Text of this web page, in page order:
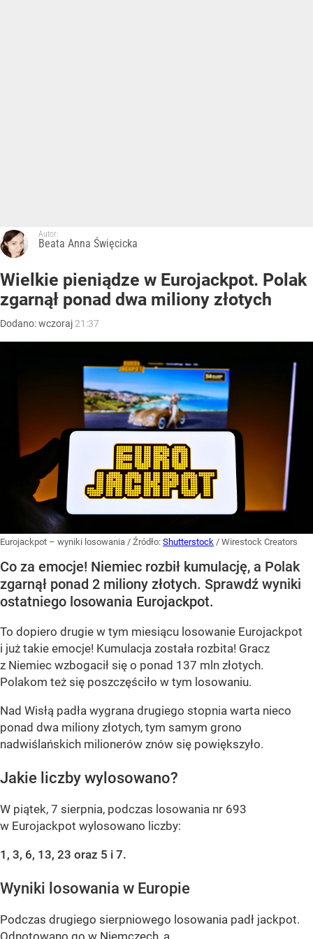
Autor:
Beata Anna Święcicka
Wielkie pieniądze w Eurojackpot. Polak
zgarnął ponad dwa miliony złotych
Dodano:wczoraj 21:37
Eurojackpot – wyniki losowania / Źródło: Shutterstock / Wirestock Creators
Co za emocje! Niemiec rozbił kumulację, a Polak
zgarnął ponad 2 miliony złotych. Sprawdź wyniki
ostatniego losowania Eurojackpot.
To dopiero drugie w tym miesiącu losowanie Eurojackpot
i już takie emocje! Kumulacja została rozbita! Gracz
z Niemiec wzbogacił się o ponad 137 mln złotych.
Polakom też się poszczęściło w tym losowaniu.
Nad Wisłą padła wygrana drugiego stopnia warta nieco
ponad dwa miliony złotych, tym samym grono
nadwiślańskich milionerów znów się powiększyło.
Jakie liczby wylosowano?
W piątek, 7 sierpnia, podczas losowania nr 693
w Eurojackpot wylosowano liczby:
1, 3, 6, 13, 23 oraz 5 i 7.
Wyniki losowania w Europie
Podczas drugiego sierpniowego losowania padł jackpot.